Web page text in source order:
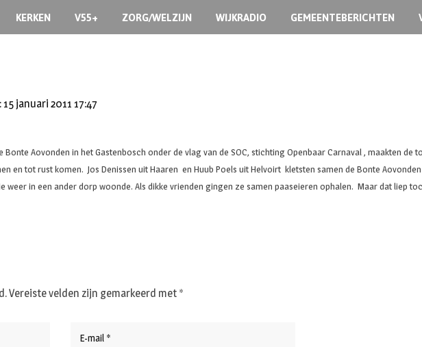
KERKEN V55+ ZORG/WELZIJN WIJKRADIO GEMEENTEBERICHTEN
januari 2011 17:47
Bonte Aovonden in het Gastenbosch onder de vlag van de SOC, stichting Openbaar Carnaval , maakten
en tot rust komen. Jos Denissen uit Haaren en Huub Poels uit Helvoirt kletsten samen de Bonte
weer in een ander dorp woonde. Als dikke vrienden gingen ze samen paaseieren ophalen. Maar dat liep
Vereiste velden zijn gemarkeerd met *